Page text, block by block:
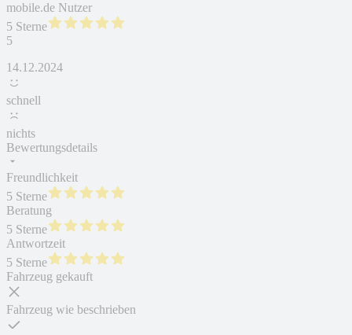
mobile.de Nutzer
5 Sterne
5
14.12.2024
schnell
nichts
Bewertungsdetails
Freundlichkeit
5 Sterne
Beratung
5 Sterne
Antwortzeit
5 Sterne
Fahrzeug gekauft
Fahrzeug wie beschrieben